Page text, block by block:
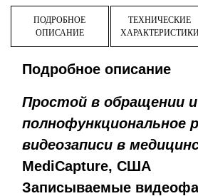
ПОДРОБНОЕ
ОПИСАНИЕ
ТЕХНИЧЕСКИЕ
Подробное описание
Простой в обращении
полнофункциональное
видеозаписи в
MediCapture, США
Записываемые